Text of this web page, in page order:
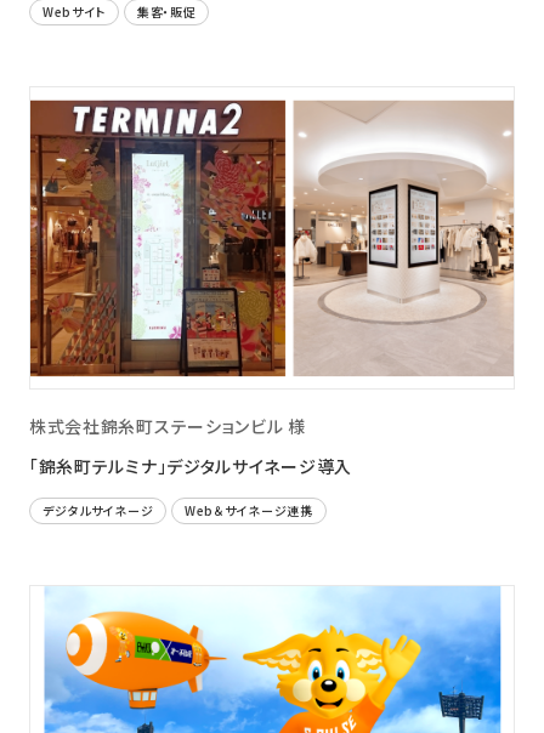
Webサイト 集客・販促
株式会社錦糸町ステーションビル 様
「錦糸町テルミナ」デジタルサイネージ導入
デジタルサイネージ Web＆サイネージ連携